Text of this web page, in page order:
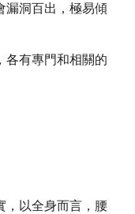
漏洞百出，極易傾
各有專門和相關的
，以全身而言，腰